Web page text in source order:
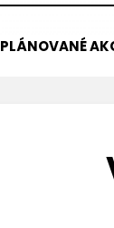
PLÁNOVANÉ